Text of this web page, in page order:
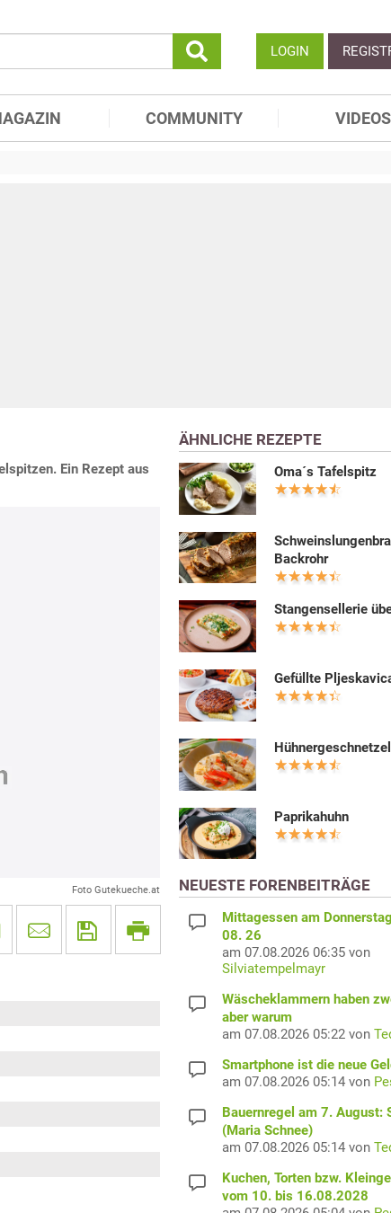
LOGIN
COMMUNITY VIDEOS
Ein Rezept aus
Foto Gutekueche.at
ÄHNLICHE REZEPTE
Oma´s Tafelspitz
Backrohr
Stangensellerie
Gefüllte
Paprikahuhn
NEUESTE FORENBEITRÄGE
Mittagessen am
08. 26
am 07.08.2026 06:35 von
Silviatempelmayr
Wäscheklammern haben
aber warum
am 07.08.2026 05:22 von
Smartphone ist die neue
am 07.08.2026 05:14 von
Bauernregel am 7. August:
(Maria Schnee)
am 07.08.2026 05:14 von
Kuchen, Torten bzw.
vom 10. bis 16.08.2028